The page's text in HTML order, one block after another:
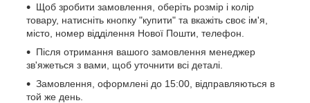
Щоб зробити замовлення, оберіть розмір і колір
товару, натисніть кнопку "купити" та вкажіть своє ім'я,
місто, номер відділення Нової Пошти, телефон.
Після отримання вашого замовлення менеджер
зв'яжеться з вами, щоб уточнити всі деталі.
Замовлення, оформлені до 15:00, відправляються в
той же день.